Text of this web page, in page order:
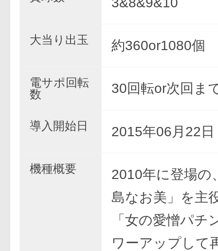
大当り出玉 約360or1080個
電サポ回転
数
30回転or次回ま
導入開始日 2015年06月22日
機種概要
2010年に登場の
島なお美」を主
「女の愛憎パチ
ワーアップして